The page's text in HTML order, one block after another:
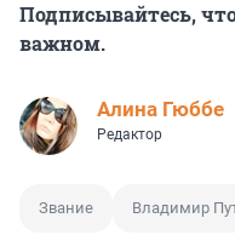
Подписывайтесь,
важном.
Алина Гюббе
Редактор
Звание Владимир